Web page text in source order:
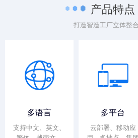
产品特点
打造智造工厂立体整
多语言
支持中文、英文、
多平台
云部署、移动应